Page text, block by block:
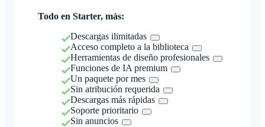
Todo en Starter, más:
Descargas ilimitadas
Acceso completo a la biblioteca
Herramientas de diseño profesionales
Funciones de IA premium
Un paquete por mes
Sin atribución requerida
Descargas más rápidas
Soporte prioritario
Sin anuncios